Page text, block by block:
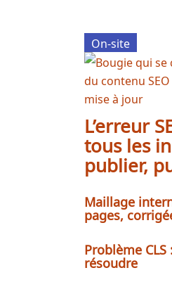
On-site
L’erreur
tous les
publier,
Maillage
pages,
Problème
résoudre